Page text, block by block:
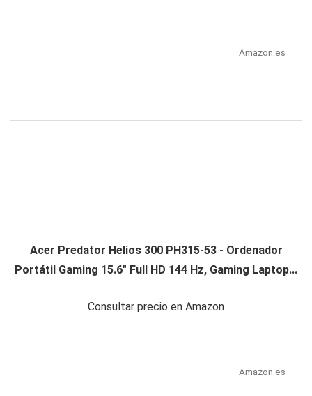
Amazon.es
Acer Predator Helios 300 PH315-53 - Ordenador
Portátil Gaming 15.6" Full HD 144 Hz, Gaming Laptop...
Consultar precio en Amazon
Amazon.es